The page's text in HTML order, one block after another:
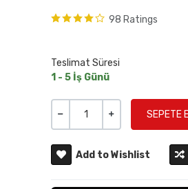
98 Ratings
Teslimat Süresi
1 - 5 İş Günü
Add to Wishlist